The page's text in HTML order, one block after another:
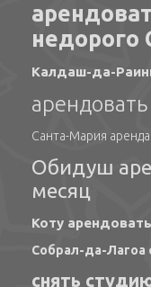
недорого
Калдаш-да-
Санта-Мария
Обидуш
месяц
Коту
Собрал-да-Лагоа
снять